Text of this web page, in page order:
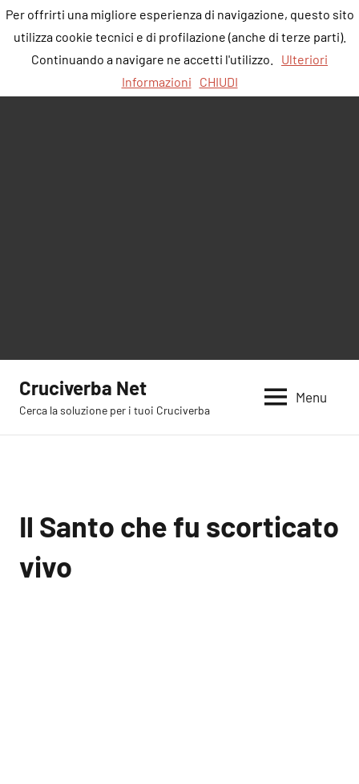
contenuto
Cruciverba Net
Cerca la soluzione per i tuoi Cruciverba
Menu
Il Santo che fu scorticato
vivo
Per offrirti una migliore esperienza di navigazione, questo sito
utilizza cookie tecnici e di profilazione (anche di terze parti).
Continuando a navigare ne accetti l'utilizzo.
Ulteriori
Informazioni
CHIUDI